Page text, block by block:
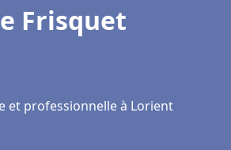
Frisquet
et professionnelle à Lorient